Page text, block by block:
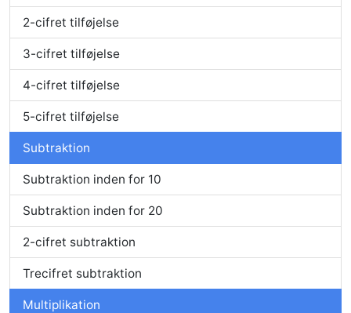
2-cifret tilføjelse
3-cifret tilføjelse
4-cifret tilføjelse
5-cifret tilføjelse
Subtraktion
Subtraktion inden for 10
Subtraktion inden for 20
2-cifret subtraktion
Trecifret subtraktion
Multiplikation